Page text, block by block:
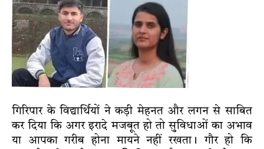
गिरिपार के विद्यार्थियों ने कड़ी मेहनत और लगन से साबित
कर दिया कि अगर इरादे मजबूत हो तो सुविधाओं का अभाव
या आपका गरीब होना मायने नहीं रखता। गौर हो कि